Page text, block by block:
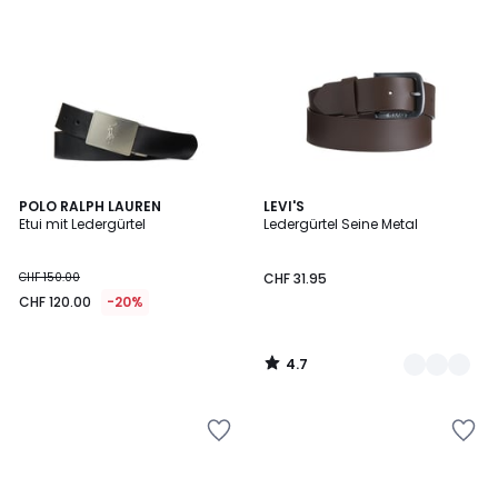
POLO RALPH LAUREN
Etui mit Ledergürtel
CHF 150.00
CHF 120.00 -20%
LEVI'S
Ledergürtel Seine Metal
CHF 31.95
4.7
/ 5
2
Farben
4.7
/